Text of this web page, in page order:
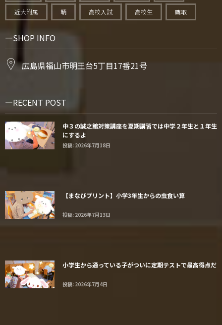
近大附属 鞆 高校入試 高校生 鷹取
SHOP INFO
広島県福山市明王台5丁目17番21号
RECENT POST
中３の誠之館対策講座を夏期講習では中学２年生と１年生
にするよ
投稿: 2026年7月18日
【まなびプリント】小学3年生からの虫食い算
投稿: 2026年7月13日
小学生から通っている子がついに定期テストで最高得点だ
投稿: 2026年7月4日